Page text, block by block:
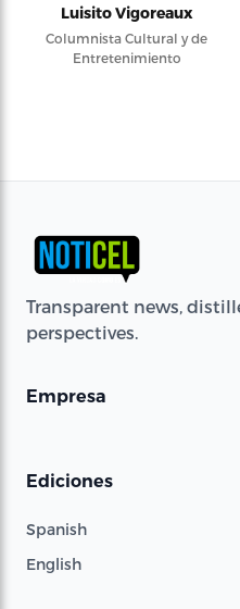
Luisito Vigoreaux
Columnista Cultural y de
Entretenimiento
Transparent news,
perspectives.
Empresa
Ediciones
Spanish
English